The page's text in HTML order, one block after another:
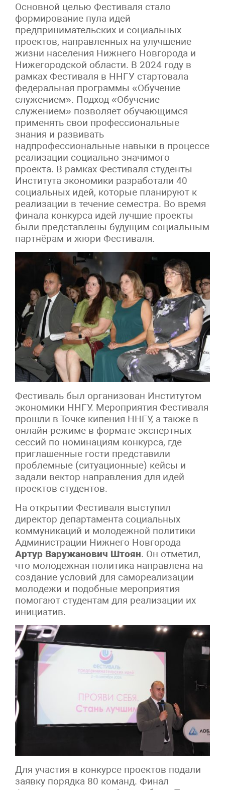
Основной целью Фестиваля стало
формирование пула идей
предпринимательских и социальных
проектов, направленных на улучшение
жизни населения Нижнего Новгорода и
Нижегородской области. В 2024 году в
рамках Фестиваля в ННГУ стартовала
федеральная программы «Обучение
служением». Подход «Обучение
служением» позволяет обучающимся
применять свои профессиональные
знания и развивать
надпрофессиональные навыки в процессе
реализации социально значимого
проекта. В рамках Фестиваля студенты
Института экономики разработали 40
социальных идей, которые планируют к
реализации в течение семестра. Во время
финала конкурса идей лучшие проекты
были представлены будущим социальным
партнёрам и жюри Фестиваля.
Фестиваль был организован Институтом
экономики ННГУ. Мероприятия Фестиваля
прошли в Точке кипения ННГУ, а также в
онлайн-режиме в формате экспертных
сессий по номинациям конкурса, где
приглашенные гости представили
проблемные (ситуационные) кейсы и
задали вектор направления для идей
проектов студентов.
На открытии Фестиваля выступил
директор департамента социальных
коммуникаций и молодежной политики
Администрации Нижнего Новгорода
Артур Варужанович Штоян. Он отметил,
что молодежная политика направлена на
создание условий для самореализации
молодежи и подобные мероприятия
помогают студентам для реализации их
инициатив.
Для участия в конкурсе проектов подали
заявку порядка 80 команд. Финал